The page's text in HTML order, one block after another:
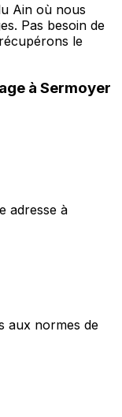
Ain où nous
Pas besoin de
le
à Sermoyer
adresse à
aux normes de